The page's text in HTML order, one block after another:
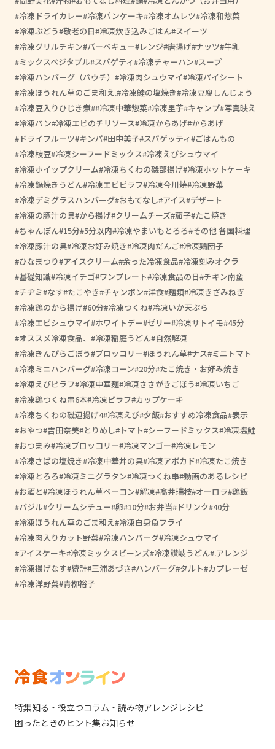
冷凍ドライカレー 冷凍パンケーキ 冷凍オムレツ 冷凍和惣菜
冷凍ぶどう 敬老の日 冷凍炊き込みごはん スイーツ
冷凍グリルチキン バーベキュー レンジ 唐揚げ ナッツ 牛乳
ミックスベジタブル スパゲティ 冷凍チャーハン スープ
冷凍ハンバーグ（パウチ）
冷凍肉シュウマイ 冷凍パイシート
冷凍ほうれん草のごま和え. 冷凍鮭の塩焼き 冷凍豆腐しんじょう
冷凍豆入りひじき煮 #冷凍中華惣菜 冷凍里芋 キャンプ 写真映え
冷凍パン 冷凍エビのチリソース 冷凍からあげ からあげ
ドライフルーツ キンパ 田中美子 スパゲッティ
ごはんもの
冷凍枝豆 冷凍シーフードミックス 冷凍えびシュウマイ
冷凍ホイップクリーム 冷凍ちくわの磯部揚げ 冷凍ホットケーキ
冷凍鍋焼きうどん 冷凍エビピラフ 冷凍今川焼 冷凍野菜
冷凍デミグラスハンバーグ おもてなし アイス デザート
冷凍の豚汁の具 から揚げ クリームチーズ 茄子 たこ焼き
ちゃんぽん 15分 5分以内 冷凍やまいもとろろ その他 各国料理
冷凍豚汁の具 冷凍お好み焼き 冷凍肉だんご 冷凍鶏団子
ひなまつり アイスクリーム 余った冷凍食品 冷凍刻みオクラ
基礎知識 冷凍イチゴ ワンプレート 冷凍食品の日 チキン南蛮
チヂミ なす たこやき チャンポン 洋食 麺類 冷凍きざみねぎ
冷凍鶏のから揚げ 60分 冷凍つくね 冷凍いか天ぷら
冷凍エビシュウマイ ホワイトデー ゼリー 冷凍サトイモ 45分
オススメ冷凍食品、
冷凍稲庭うどん 自然解凍
冷凍きんぴらごぼう ブロッコリー ほうれん草 ナス ミニトマト
冷凍ミニハンバーグ 冷凍コーン 20分 たこ焼き・お好み焼き
冷凍えびピラフ 冷凍中華麺 冷凍ささがきごぼう 冷凍いちご
冷凍鶏つくね串6本 冷凍ピラフ カップケーキ
冷凍ちくわの磯辺揚げ4 冷凍えび 夕飯 おすすめ冷凍食品 表示
おやつ 吉田奈美 とりめし トマト シーフードミックス 冷凍塩鮭
おつまみ 冷凍ブロッコリー 冷凍マンゴー 冷凍レモン
冷凍さばの塩焼き 冷凍中華丼の具 冷凍アボカド 冷凍たこ焼き
冷凍とろろ 冷凍ミニグラタン 冷凍つくね串 動画のあるレシピ
お酒と 冷凍ほうれん草ベーコン 解凍 髙井瑞枝 オーロラ 鶏飯
バジル クリームシチュー 卵 10分 お弁当 ドリンク 40分
冷凍ほうれん草のごま和え 冷凍白身魚フライ
冷凍肉入りカット野菜 冷凍ハンバーグ 冷凍シュウマイ
アイスケーキ 冷凍ミックスビーンズ 冷凍讃岐うどん .アレンジ
冷凍揚げなす 統計 三浦あづさ ハンバーグ タルト カプレーゼ
冷凍洋野菜 青栁裕子
特集知る・役立つコラム・読み物アレンジレシピ
困ったときのヒント集お知らせ